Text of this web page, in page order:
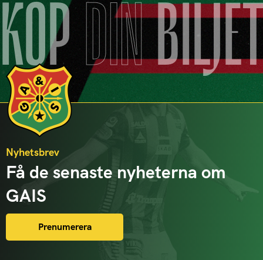
KÖPDIN
Nyhetsbrev
Få de senaste nyheterna om
GAIS
Prenumerera